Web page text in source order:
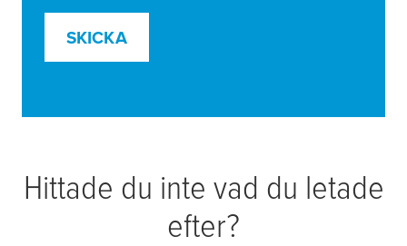
SKICKA
Hittade du inte vad du letade
efter?